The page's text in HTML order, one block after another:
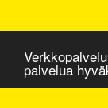
palvelua